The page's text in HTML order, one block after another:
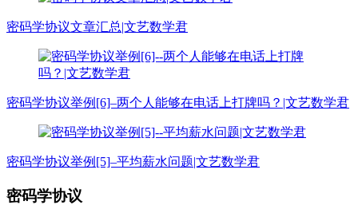
密码学协议文章汇总|文艺数学君
密码学协议举例[6]–两个人能够在电话上打牌吗？|文艺数学君
密码学协议举例[5]–平均薪水问题|文艺数学君
密码学协议